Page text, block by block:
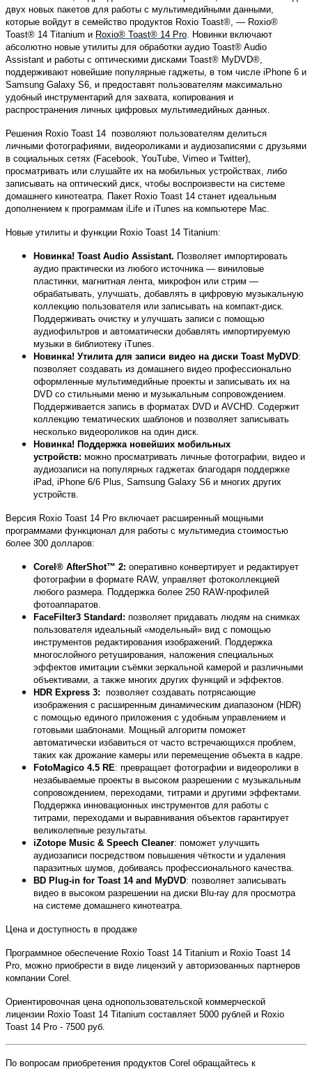
двух новых пакетов для работы с мультимедийными данными,
которые войдут в семейство продуктов Roxio Toast®, — Roxio®
Toast® 14 Titanium и Roxio® Toast® 14 Pro . Новинки включают
абсолютно новые утилиты для обработки аудио Toast® Audio
Assistant и работы с оптическими дисками Toast® MyDVD®,
поддерживают новейшие популярные гаджеты, в том числе iPhone 6 и
Samsung Galaxy S6, и предоставят пользователям максимально
удобный инструментарий для захвата, копирования и
распространения личных цифровых мультимедийных данных.
Решения Roxio Toast 14 позволяют пользователям делиться
личными фотографиями, видеороликами и аудиозаписями с друзьями
в социальных сетях (Facebook, YouTube, Vimeo и Twitter),
просматривать или слушайте их на мобильных устройствах, либо
записывать на оптический диск, чтобы воспроизвести на системе
домашнего кинотеатра. Пакет Roxio Toast 14 станет идеальным
дополнением к программам iLife и iTunes на компьютере Mac.
Новые утилиты и функции Roxio Toast 14 Titanium:
Новинка! Toast Audio Assistant. Позволяет импортировать
аудио практически из любого источника — виниловые
пластинки, магнитная лента, микрофон или стрим —
обрабатывать, улучшать, добавлять в цифровую музыкальную
коллекцию пользователя или записывать на компакт-диск.
Поддерживать очистку и улучшать записи с помощью
аудиофильтров и автоматически добавлять импортируемую
музыки в библиотеку iTunes.
Новинка! Утилита для записи видео на диски Toast MyDVD:
позволяет создавать из домашнего видео профессионально
оформленные мультимедийные проекты и записывать их на
DVD со стильными меню и музыкальным сопровождением.
Поддерживается запись в форматах DVD и AVCHD. Содержит
коллекцию тематических шаблонов и позволяет записывать
несколько видеороликов на один диск.
Новинка! Поддержка новейших мобильных
устройств: можно просматривать личные фотографии, видео и
аудиозаписи на популярных гаджетах благодаря поддержке
iPad, iPhone 6/6 Plus, Samsung Galaxy S6 и многих других
устройств.
Версия Roxio Toast 14 Pro включает расширенный мощными
программами функционал для работы с мультимедиа стоимостью
более 300 долларов:
Corel® AfterShot™ 2: оперативно конвертирует и редактирует
фотографии в формате RAW, управляет фотоколлекцией
любого размера. Поддержка более 250 RAW-профилей
фотоаппаратов.
FaceFilter3 Standard: позволяет придавать людям на снимках
пользователя идеальный «модельный» вид с помощью
инструментов редактирования изображений. Поддержка
многослойного ретуширования, наложения специальных
эффектов имитации съёмки зеркальной камерой и различными
объективами, а также многих других функций и эффектов.
HDR Express 3: позволяет создавать потрясающие
изображения с расширенным динамическим диапазоном (HDR)
с помощью единого приложения с удобным управлением и
готовыми шаблонами. Мощный алгоритм поможет
автоматически избавиться от часто встречающихся проблем,
таких как дрожание камеры или перемещение объекта в кадре.
FotoMagico 4.5 RE: превращает фотографии и видеоролики в
незабываемые проекты в высоком разрешении с музыкальным
сопровождением, переходами, титрами и другими эффектами.
Поддержка инновационных инструментов для работы с
титрами, переходами и выравнивания объектов гарантирует
великолепные результаты.
iZotope Music & Speech Cleaner: поможет улучшить
аудиозаписи посредством повышения чёткости и удаления
паразитных шумов, добиваясь профессионального качества.
BD Plug-in for Toast 14 and MyDVD: позволяет записывать
видео в высоком разрешении на диски Blu-ray для просмотра
на системе домашнего кинотеатра.
Цена и доступность в продаже
Программное обеспечение Roxio Toast 14 Titanium и Roxio Toast 14
Pro, можно приобрести в виде лицензий у авторизованных партнеров
компании Corel.
Ориентировочная цена однопользовательской коммерческой
лицензии Roxio Toast 14 Titanium составляет 5000 рублей и Roxio
Toast 14 Pro - 7500 руб.
По вопросам приобретения продуктов Corel обращайтесь к